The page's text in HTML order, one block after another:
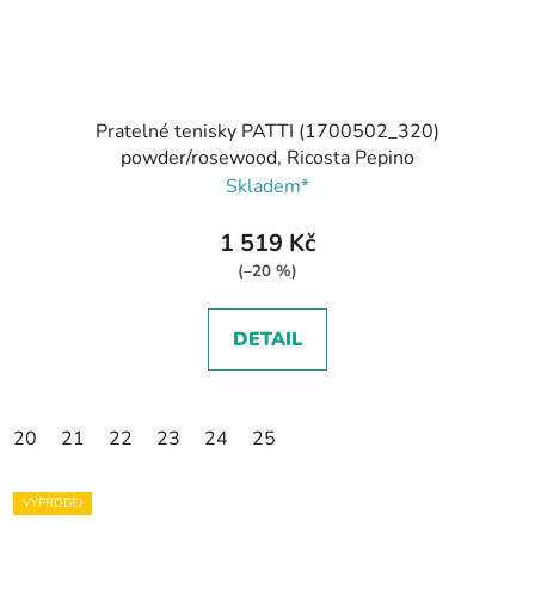
Pratelné tenisky PATTI (1700502_320)
powder/rosewood, Ricosta Pepino
Skladem*
1 519 Kč
(–20 %)
DETAIL
20 21 22 23 24 25
VÝPRODEJ